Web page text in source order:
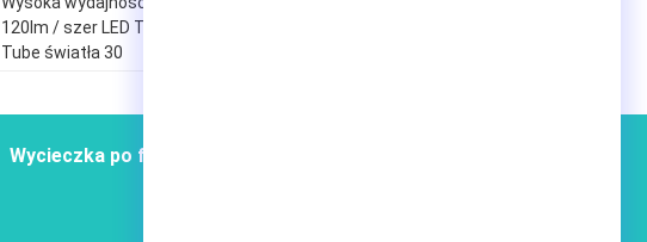
120lm / szer LED T8
Tube światła 30
Wycieczka po fabryce